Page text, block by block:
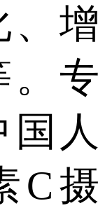
、增
。专
人
C摄